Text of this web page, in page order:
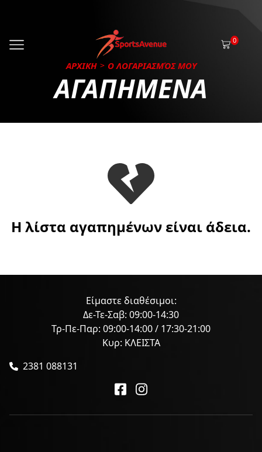
0
ΑΡΧΙΚΗ Ο ΛΟΓΑΡΙΑΣΜΌΣ ΜΟΥ
ΑΓΑΠΗΜΕΝΑ
Η λίστα αγαπημένων είναι άδεια.
Είμαστε διαθέσιμοι:
Δε-Τε-Σαβ: 09:00-14:30
Τρ-Πε-Παρ: 09:00-14:00 / 17:30-21:00
Κυρ: ΚΛΕΙΣΤΑ
2381 088131